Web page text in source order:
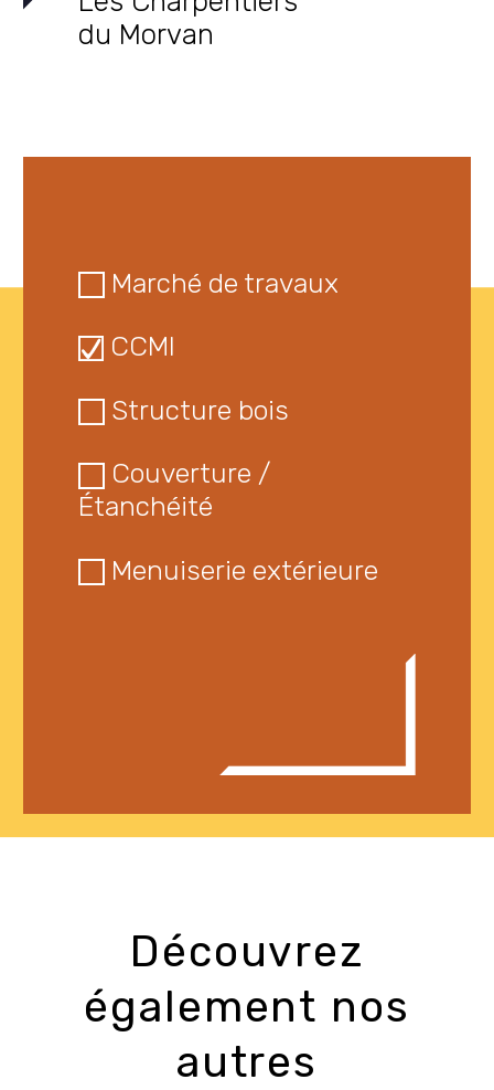
du Morvan
Marché de travaux
CCMI
Structure bois
Couverture /
Étanchéité
Menuiserie extérieure
Découvrez
également nos
autres